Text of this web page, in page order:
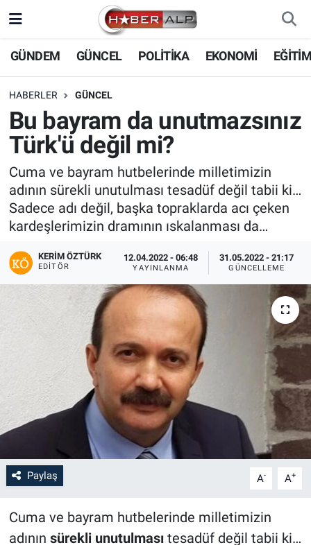
GÜNDEM GÜNCEL POLİTİKA EKONOMİ
HABERLER GÜNCEL
Bu bayram da unutmazsınız
Türk'ü değil mi?
Cuma ve bayram hutbelerinde milletimizin
adının sürekli unutulması tesadüf değil tabii ki…
Sadece adı değil, başka topraklarda acı çeken
kardeşlerimizin dramının ıskalanması da…
KERIM ÖZTÜRK
EDITÖR
12.04.2022 - 06:48
YAYINLANMA
31.05.2022 - 21:17
GÜNCELLEME
Paylaş A- A+
Cuma ve bayram hutbelerinde milletimizin
adının sürekli unutulmasıtesadüf değil tabii ki…
Nöbetçi Eczaneler
Hava Durumu
Trafik Durumu
Süper Lig Puan Durumu ve Fikstür
Tüm Manşetler
Son Dakika Haberleri
Haber Arşivi